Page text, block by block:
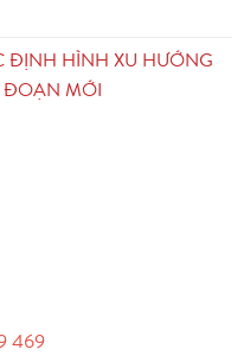
ĐỊNH HÌNH XU HƯỚNG
ĐOẠN MỚI
469